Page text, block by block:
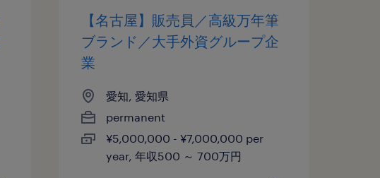
【名古屋】販売員／高級万年筆
ブランド／大手外資グループ企
業
愛知, 愛知県
permanent
¥5,000,000 - ¥7,000,000 per
year, 年収500 ～ 700万円